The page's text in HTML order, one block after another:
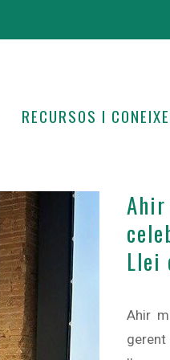
RECURSOS I
Llei
Ahir